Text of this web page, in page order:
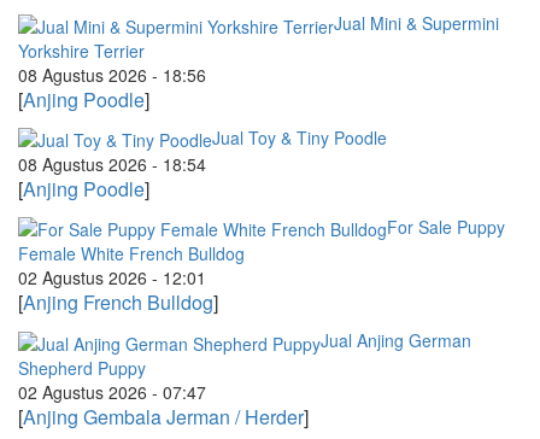
Jual Mini & Supermini
Yorkshire Terrier
08 Agustus 2026 - 18:56
[Anjing Poodle]
Jual Toy & Tiny Poodle
08 Agustus 2026 - 18:54
[Anjing Poodle]
For Sale Puppy
Female White French Bulldog
02 Agustus 2026 - 12:01
[Anjing French Bulldog]
Jual Anjing German
Shepherd Puppy
02 Agustus 2026 - 07:47
[Anjing Gembala Jerman / Herder]